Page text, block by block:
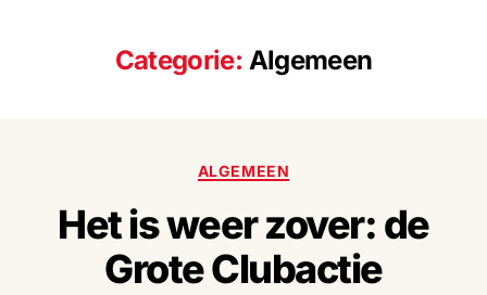
Categorie: Algemeen
Categorieën
ALGEMEEN
Het is weer zover: de
Grote Clubactie